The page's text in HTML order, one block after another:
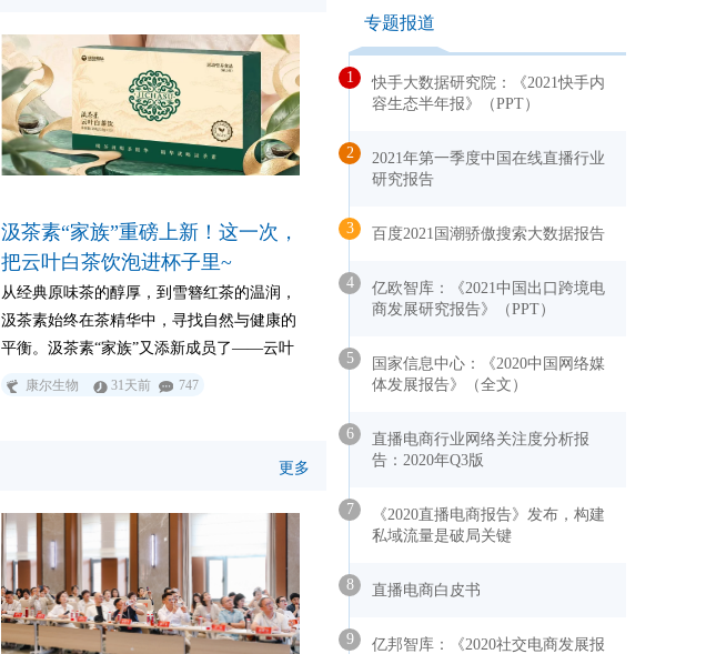
汲茶素“家族”重磅上新！这一次，
把云叶白茶饮泡进杯子里~
从经典原味茶的醇厚，到雪簪红茶的温润，
汲茶素始终在茶精华中，寻找自然与健康的
平衡。汲茶素“家族”又添新成员了——云叶
白茶饮即将震撼上市！
康尔生物 31天前 747
更多
专题报道
1
快手大数据研究院：《2021快手内
容生态半年报》（PPT）
2
2021年第一季度中国在线直播行业
研究报告
3 百度2021国潮骄傲搜索大数据报告
4
亿欧智库：《2021中国出口跨境电
商发展研究报告》（PPT）
5
国家信息中心：《2020中国网络媒
体发展报告》（全文）
6
直播电商行业网络关注度分析报
告：2020年Q3版
7
《2020直播电商报告》发布，构建
私域流量是破局关键
8 直播电商白皮书
9
亿邦智库：《2020社交电商发展报